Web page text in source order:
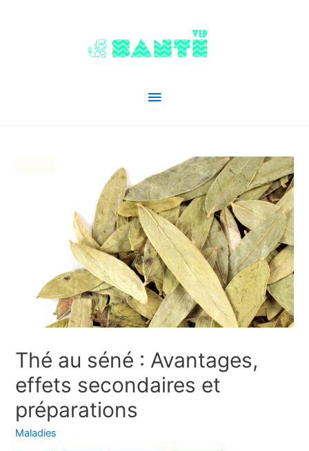
Menu
Thé au séné : Avantages,
effets secondaires et
préparations
Maladies